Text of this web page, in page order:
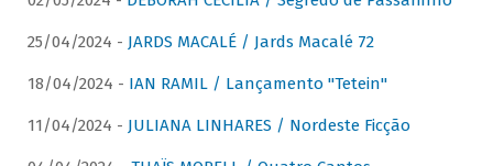
25/04/2024 - JARDS MACALÉ / Jards Macalé 72
18/04/2024 - IAN RAMIL / Lançamento "Tetein"
11/04/2024 - JULIANA LINHARES / Nordeste Ficção